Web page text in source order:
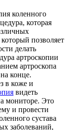
коленного
которая
позволяет
делать
артроскопии
артроскопа
конце.
в коже и
видеть
мониторе. Это
и провести
сустава
заболеваний,